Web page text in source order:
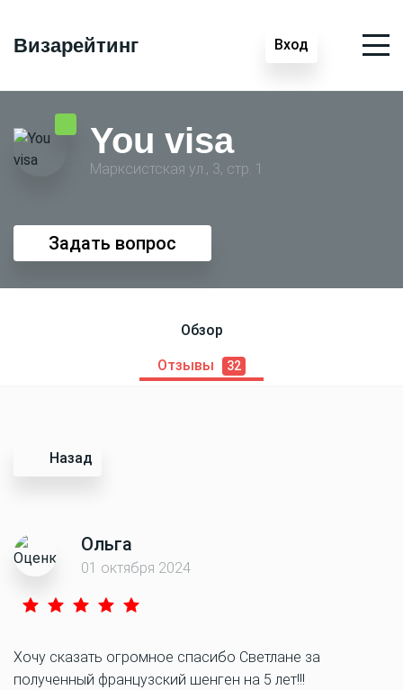
Визарейтинг Вход
You visa
Марксистская ул., 3, стр. 1
Задать вопрос
Обзор
Отзывы 32
Назад
Ольга
01 октября 2024
Хочу сказать огромное спасибо Светлане за
полученный французский шенген на 5 лет!!!